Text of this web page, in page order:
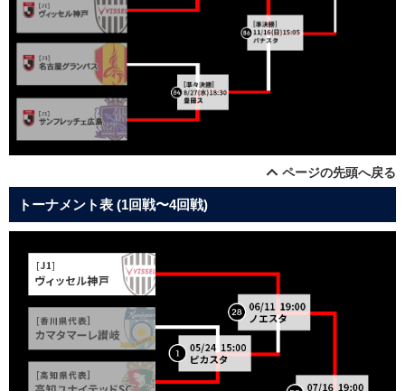
ページの先頭へ戻る
トーナメント表 (1回戦〜4回戦)